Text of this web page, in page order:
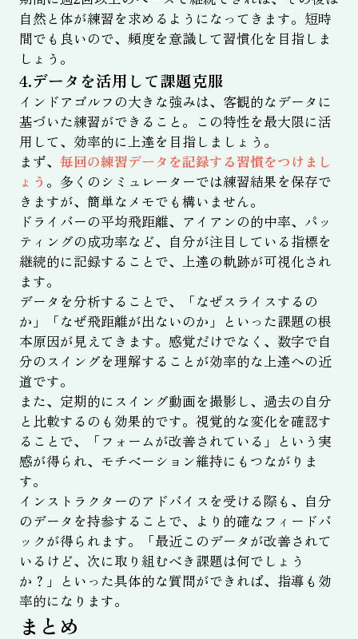
自然と体が練習を求めるようになってきます。短時
間でも良いので、頻度を意識して習慣化を目指しま
しょう。
4.データを活用して課題克服
インドアゴルフの大きな強みは、客観的なデータに
基づいた練習ができること。この特性を最大限に活
用して、効率的に上達を目指しましょう。
まず、 毎回の練習データを記録する習慣をつけまし
ょう 。多くのシミュレーターでは練習結果を保存で
きますが、簡単なメモでも構いません。
ドライバーの平均飛距離、アイアンの的中率、パッ
ティングの成功率など、自分が注目している指標を
継続的に記録することで、上達の軌跡が可視化され
ます。
データを分析することで、「なぜスライスするの
か」「なぜ飛距離が出ないのか」といった課題の根
本原因が見えてきます。感覚だけでなく、数字で自
分のスイングを理解することが効率的な上達への近
道です。
また、定期的にスイング動画を撮影し、過去の自分
と比較するのも効果的です。視覚的な変化を確認す
ることで、「フォームが改善されている」という実
感が得られ、モチベーション維持にもつながりま
す。
インストラクターのアドバイスを受ける際も、自分
のデータを持参することで、より的確なフィードバ
ックが得られます。「最近このデータが改善されて
いるけど、次に取り組むべき課題は何でしょう
か？」といった具体的な質問ができれば、指導も効
率的になります。
まとめ